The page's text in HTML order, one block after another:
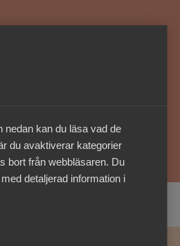
nedan kan du läsa vad de
du avaktiverar kategorier
bort från webbläsaren. Du
detaljerad information i